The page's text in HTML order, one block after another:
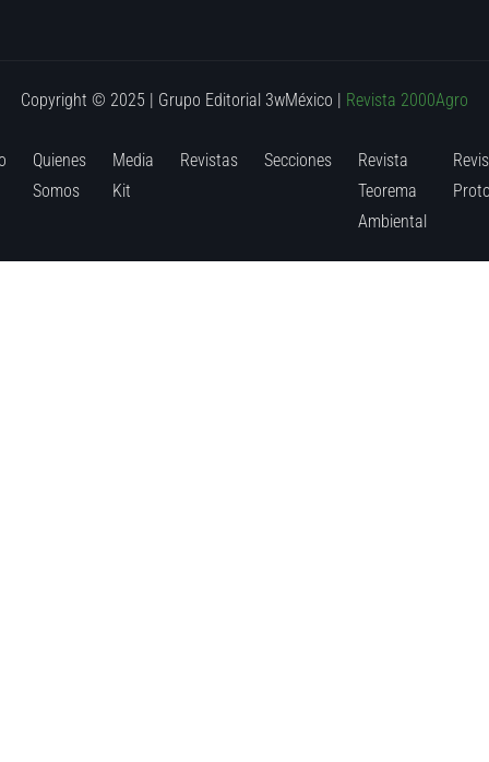
Copyright © 2025 | Grupo Editorial 3wMéxico | Revista 2000Agro
Quienes
Somos
Media
Kit
Revistas Secciones
Revista
Teorema
Ambiental